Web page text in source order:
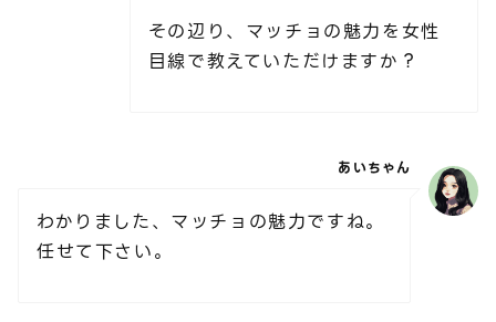
その辺り、マッチョの魅力を女性
目線で教えていただけますか？
あいちゃん
わかりました、マッチョの魅力ですね。
任せて下さい。